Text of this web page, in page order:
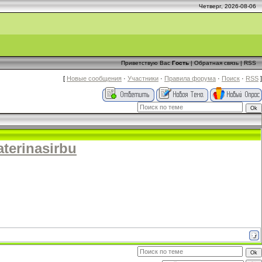
Четверг, 2026-08-06
Приветствую Вас Гость|Обратная связь|RSS
[ Новые сообщения · Участники · Правила форума · Поиск · RSS ]